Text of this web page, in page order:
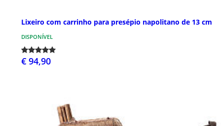
Lixeiro com carrinho para presépio napolitano de 13 cm
DISPONÍVEL
€ 94,90